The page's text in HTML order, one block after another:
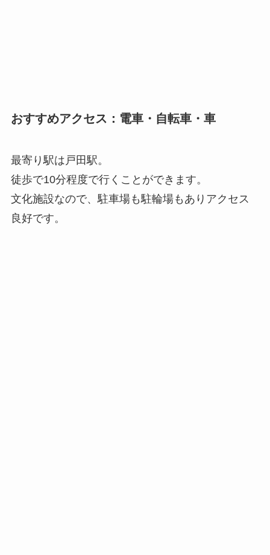
おすすめアクセス：電車・自転車・車
最寄り駅は戸田駅。
徒歩で10分程度で行くことができます。
文化施設なので、駐車場も駐輪場もありアクセス
良好です。